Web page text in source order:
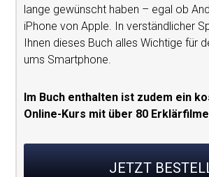
lange gewünscht haben – egal ob
iPhone von Apple. In verständlicher
Ihnen dieses Buch alles Wichtige für
ums Smartphone.
Im Buch enthalten ist zudem ein
Online-Kurs mit über 80
JETZT